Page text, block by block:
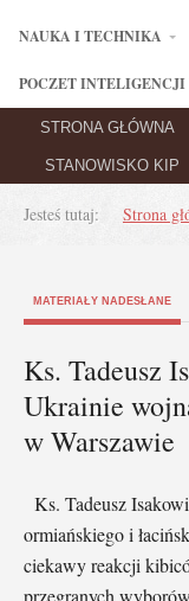
NAUKA I TECHNIKA
POCZET INTELIGENCJI
STRONA GŁÓWNA
STANOWISKO KIP
Jesteś tutaj: Strona
MATERIAŁY NADESŁANE
Ks. Tadeusz
Ukrainie
w Warszawie
Ks. Tadeusz
ormiańskiego i
ciekawy reakcji
przegranych